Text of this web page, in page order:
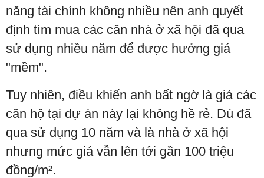
năng tài chính không nhiều nên anh quyết
định tìm mua các căn nhà ở xã hội đã qua
sử dụng nhiều năm để được hưởng giá
"mềm".
Tuy nhiên, điều khiến anh bất ngờ là giá các
căn hộ tại dự án này lại không hề rẻ. Dù đã
qua sử dụng 10 năm và là nhà ở xã hội
nhưng mức giá vẫn lên tới gần 100 triệu
đồng/m².